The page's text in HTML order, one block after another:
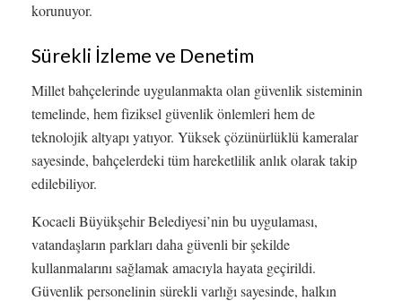
korunuyor.
Sürekli İzleme ve Denetim
Millet bahçelerinde uygulanmakta olan güvenlik sisteminin
temelinde, hem fiziksel güvenlik önlemleri hem de
teknolojik altyapı yatıyor. Yüksek çözünürlüklü kameralar
sayesinde, bahçelerdeki tüm hareketlilik anlık olarak takip
edilebiliyor.
Kocaeli Büyükşehir Belediyesi’nin bu uygulaması,
vatandaşların parkları daha güvenli bir şekilde
kullanmalarını sağlamak amacıyla hayata geçirildi.
Güvenlik personelinin sürekli varlığı sayesinde, halkın